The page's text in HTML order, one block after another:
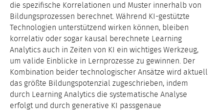
die spezifische Korrelationen und Muster innerhalb von
Bildungsprozessen berechnet. Während KI-gestützte
Technologien unterstützend wirken können, bleiben
korrelativ oder sogar kausal berechnete Learning
Analytics auch in Zeiten von KI ein wichtiges Werkzeug,
um valide Einblicke in Lernprozesse zu gewinnen. Der
Kombination beider technologischer Ansätze wird aktuell
das größte Bildungspotenzial zugeschrieben, indem
durch Learning Analytics die systematische Analyse
erfolgt und durch generative KI passgenaue